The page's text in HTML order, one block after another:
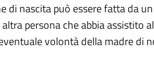
di nascita può essere fatta da
persona che abbia assistito
volontà della madre di